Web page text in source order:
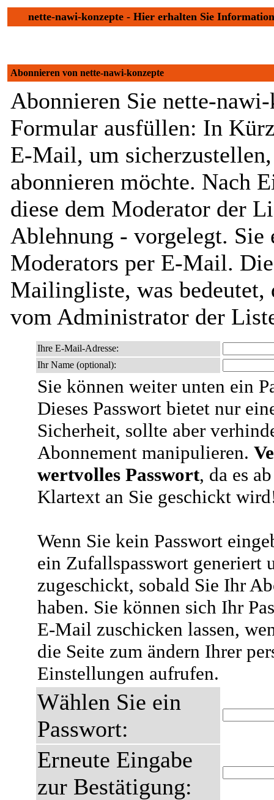
nette-nawi-konzepte - Hier erhalten Sie
Abonnieren von nette-nawi-konzepte
Abonnieren Sie nette-
Formular ausfüllen: In
E-Mail, um
abonnieren möchte. Nach
diese dem Moderator der
Ablehnung - vorgelegt. Sie
Moderators per E-Mail.
Mailingliste, was bedeutet,
vom Administrator der
Ihre E-Mail-Adresse:
Ihr Name (optional):
Sie können weiter unten ein
Dieses Passwort bietet nur
Sicherheit, sollte aber
Abonnement manipulieren.
wertvolles Passwort, da es
Klartext an Sie geschickt
Wenn Sie kein Passwort
ein Zufallspasswort generiert
zugeschickt, sobald Sie Ihr
haben. Sie können sich Ihr
E-Mail zuschicken lassen,
die Seite zum ändern Ihrer
Einstellungen aufrufen.
Wählen Sie ein
Passwort:
Erneute Eingabe
zur Bestätigung: